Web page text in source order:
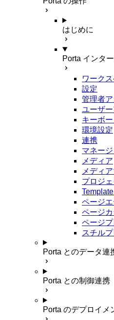
はじめに
Porta インタ
ワーク
設定
管理者
ユーザ
キーボ
環境設定
連携
マネー
メディア
メディ
プロジェ
ページ
ページ
ページ
スチル
Porta とのデータ連
Porta との制御連携
Porta のデプロイメ